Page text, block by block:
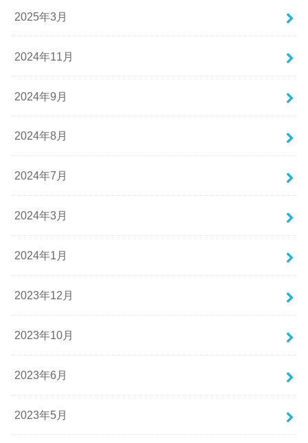
2025年3月
2024年11月
2024年9月
2024年8月
2024年7月
2024年3月
2024年1月
2023年12月
2023年10月
2023年6月
2023年5月